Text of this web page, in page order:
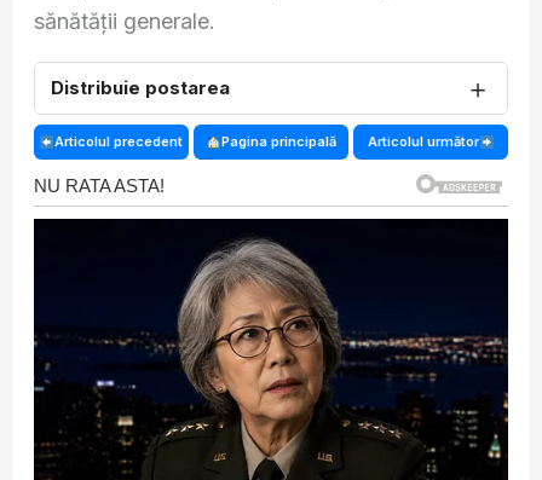
sănătății generale.
Distribuie postarea ＋
Articolul precedent Pagina principală Articolul următor